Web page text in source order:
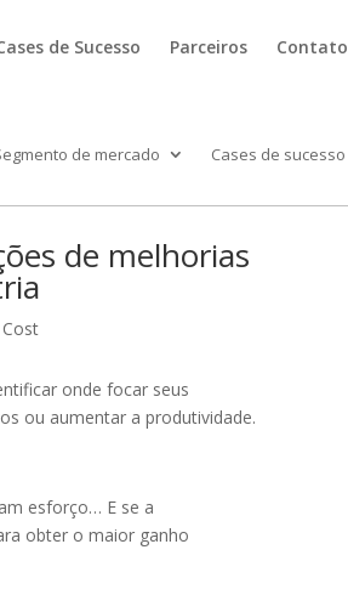
de Sucesso Parceiros Contato
de mercado Cases de sucesso
de melhorias
onde focar seus
ou aumentar a produtividade.
esforço… E se a
obter o maior ganho